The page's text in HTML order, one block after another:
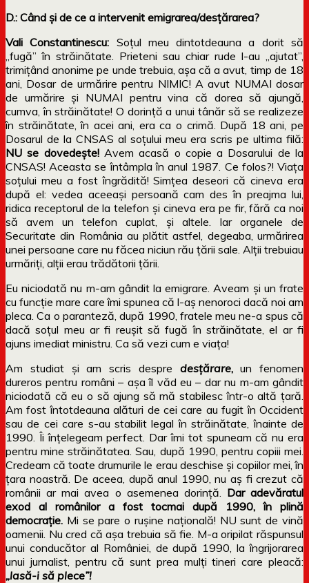
D.: Când și de ce a intervenit emigrarea/desțărarea?
Vali Constantinescu: Soțul meu dintotdeauna a dorit să
„fugă” în străinătate. Prieteni sau chiar rude l-au „ajutat”,
trimițând anonime pe unde trebuia, așa că a avut, timp de 18
ani, Dosar de urmărire pentru NIMIC! A avut NUMAI dosar
de urmărire și NUMAI pentru vina că dorea să ajungă,
cumva, în străinătate! O dorință a unui tânăr să se realizeze
în străinătate, în acei ani, era ca o crimă. După 18 ani, pe
Dosarul de la CNSAS al soțului meu era scris pe ultima filă:
NU se dovedește!Avem acasă o copie a Dosarului de la
CNSAS! Aceasta se întâmpla în anul 1987. Ce folos?! Viața
soțului meu a fost îngrădită! Simțea deseori că cineva era
după el: vedea aceeași persoană cam des în preajma lui,
ridica receptorul de la telefon și cineva era pe fir, fără ca noi
să avem un telefon cuplat, și altele. Iar organele de
Securitate din România au plătit astfel, degeaba, urmărirea
unei persoane care nu făcea niciun rău țării sale. Alții trebuiau
urmăriți, alții erau trădătorii țării.
Eu niciodată nu m-am gândit la emigrare. Aveam și un frate
cu funcție mare care îmi spunea că l-aș nenoroci dacă noi am
pleca. Ca o paranteză, după 1990, fratele meu ne-a spus că
dacă soțul meu ar fi reușit să fugă în străinătate, el ar fi
ajuns imediat ministru. Ca să vezi cum e viața!
Am studiat și am scris despre desțărare,un fenomen
dureros pentru români – așa îl văd eu – dar nu m-am gândit
niciodată că eu o să ajung să mă stabilesc într-o altă țară.
Am fost întotdeauna alături de cei care au fugit în Occident
sau de cei care s-au stabilit legal în străinătate, înainte de
1990. Îi înțelegeam perfect. Dar îmi tot spuneam că nu era
pentru mine străinătatea. Sau, după 1990, pentru copiii mei.
Credeam că toate drumurile le erau deschise și copiilor mei, în
țara noastră. De aceea, după anul 1990, nu aș fi crezut că
românii ar mai avea o asemenea dorință. Dar adevăratul
exod al românilor a fost tocmai după 1990, în plină
democrație. Mi se pare o rușine națională! NU sunt de vină
oamenii. Nu cred că așa trebuia să fie. M-a oripilat răspunsul
unui conducător al României, de după 1990, la îngrijorarea
unui jurnalist, pentru că sunt prea mulți tineri care pleacă:
„lasă-i să plece”!